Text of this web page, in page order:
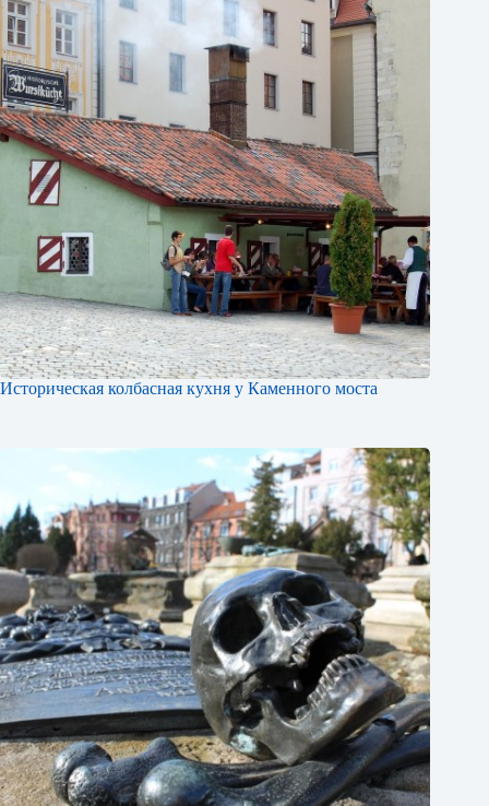
Историческая колбасная кухня у Каменного моста